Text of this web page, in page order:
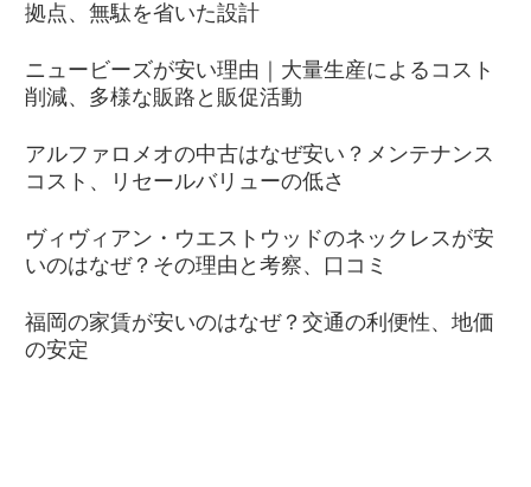
拠点、無駄を省いた設計
ニュービーズが安い理由｜大量生産によるコスト
削減、多様な販路と販促活動
アルファロメオの中古はなぜ安い？メンテナンス
コスト、リセールバリューの低さ
ヴィヴィアン・ウエストウッドのネックレスが安
いのはなぜ？その理由と考察、口コミ
福岡の家賃が安いのはなぜ？交通の利便性、地価
の安定